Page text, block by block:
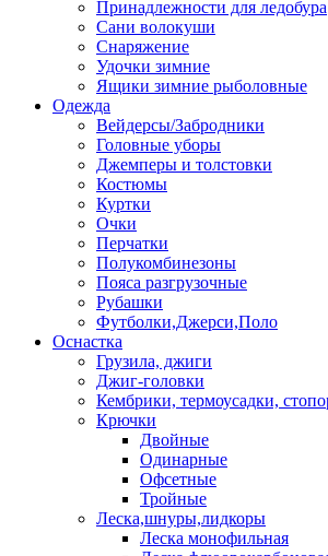
Принадлежности для ледобура
Сани волокуши
Снаряжение
Удочки зимние
Ящики зимние рыболовные
Одежда
Вейдерсы/Забродники
Головные уборы
Джемперы и толстовки
Костюмы
Куртки
Очки
Перчатки
Полукомбинезоны
Пояса разгрузочные
Рубашки
Футболки,Джерси,Поло
Оснастка
Грузила, джиги
Джиг-головки
Кембрики, термоусадки,
Крючки
Двойные
Одинарные
Офсетные
Тройные
Леска,шнуры,лидкоры
Леска монофильная